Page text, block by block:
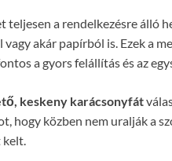
teljesen a rendelkezésre álló
akár papírból is. Ezek a
a gyors felállítás és az
keskeny karácsonyfát
hogy közben nem uralják a
kelt.